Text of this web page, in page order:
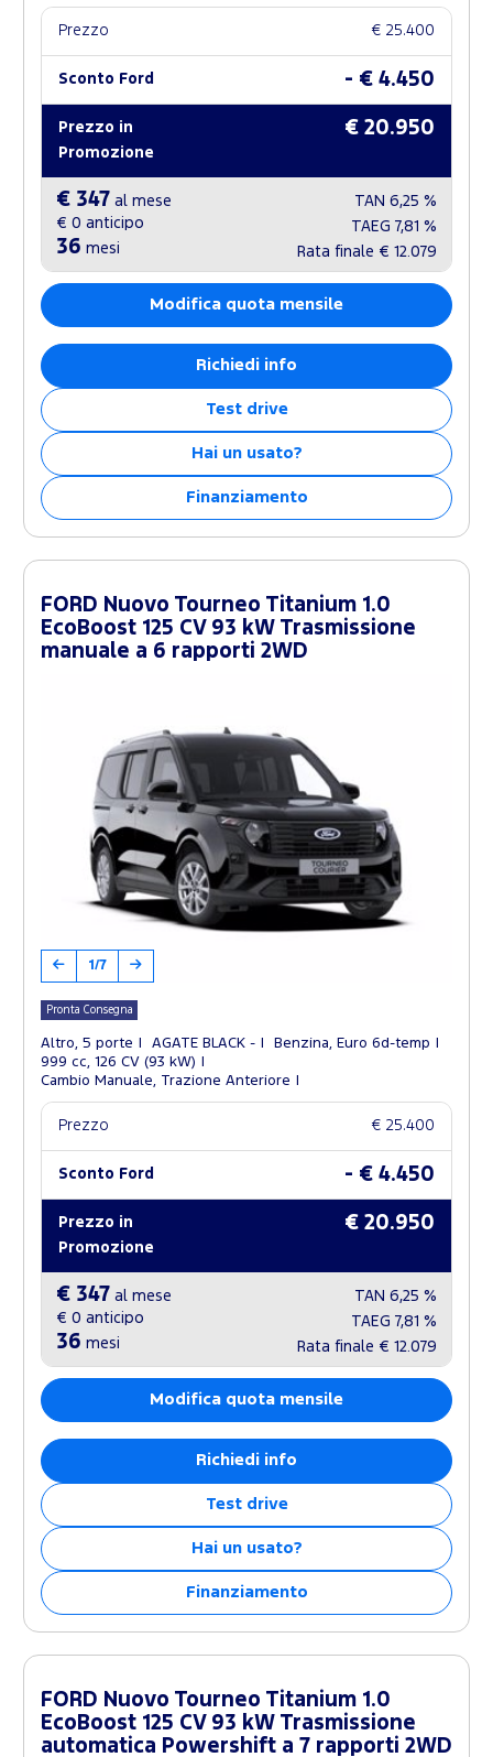
Prezzo € 25.400
Sconto Ford - € 4.450
Prezzo in
Promozione
€ 20.950
€ 347 al mese
€ 0 anticipo
36 mesi
TAN 6,25 %
TAEG 7,81 %
Rata finale € 12.079
Modifica quota mensile
Richiedi info
Test drive
Hai un usato?
Finanziamento
FORD Nuovo Tourneo Titanium 1.0
EcoBoost 125 CV 93 kW Trasmissione
manuale a 6 rapporti 2WD
1/7
Pronta Consegna
Altro, 5 porte AGATE BLACK -
Benzina, Euro 6d-temp
999 cc, 126 CV (93 kW)
Cambio Manuale, Trazione Anteriore
Prezzo € 25.400
Sconto Ford - € 4.450
Prezzo in
Promozione
€ 20.950
€ 347 al mese
€ 0 anticipo
36 mesi
TAN 6,25 %
TAEG 7,81 %
Rata finale € 12.079
Modifica quota mensile
Richiedi info
Test drive
Hai un usato?
Finanziamento
FORD Nuovo Tourneo Titanium 1.0
EcoBoost 125 CV 93 kW Trasmissione
automatica Powershift a 7 rapporti 2WD